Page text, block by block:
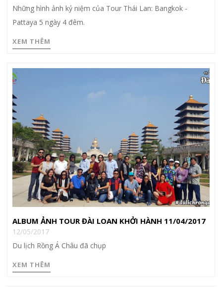
Những hình ảnh kỷ niệm của Tour Thái Lan: Bangkok -
Pattaya 5 ngày 4 đêm.
XEM THÊM
ALBUM ẢNH TOUR ĐÀI LOAN KHỞI HÀNH 11/04/2017
12/05/2017
Du lịch Rồng Á Châu đã chụp
XEM THÊM